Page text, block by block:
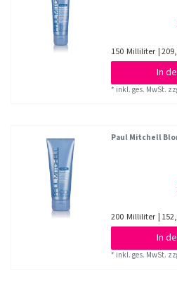
150 Milliliter |
In
* inkl. ges. MwSt.
Paul Mitchell
200 Milliliter |
In
* inkl. ges. MwSt.